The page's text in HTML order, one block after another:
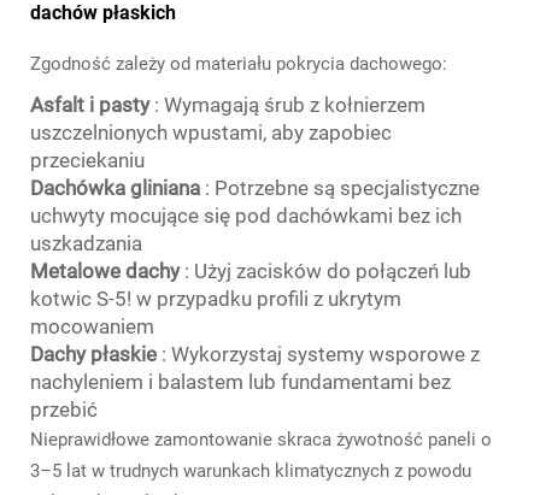
dachów płaskich
Zgodność zależy od materiału pokrycia dachowego:
Asfalt i pasty : Wymagają śrub z kołnierzem
uszczelnionych wpustami, aby zapobiec
przeciekaniu
Dachówka gliniana : Potrzebne są specjalistyczne
uchwyty mocujące się pod dachówkami bez ich
uszkadzania
Metalowe dachy : Użyj zacisków do połączeń lub
kotwic S-5! w przypadku profili z ukrytym
mocowaniem
Dachy płaskie : Wykorzystaj systemy wsporowe z
nachyleniem i balastem lub fundamentami bez
przebić
Nieprawidłowe zamontowanie skraca żywotność paneli o
3–5 lat w trudnych warunkach klimatycznych z powodu